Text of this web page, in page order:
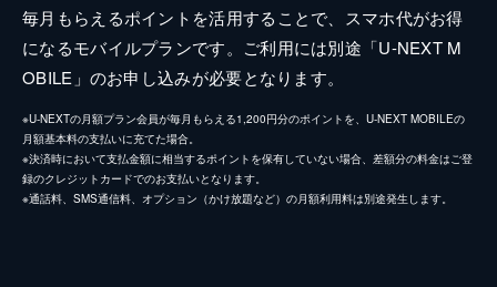
毎月もらえるポイントを活用することで、スマホ代がお得
になるモバイルプランです。ご利用には別途「U-NEXT M
OBILE」のお申し込みが必要となります。
※U-NEXTの月額プラン会員が毎月もらえる1,200円分のポイントを、U-NEXT MOBILEの
月額基本料の支払いに充てた場合。
※決済時において支払金額に相当するポイントを保有していない場合、差額分の料金はご登
録のクレジットカードでのお支払いとなります。
※通話料、SMS通信料、オプション（かけ放題など）の月額利用料は別途発生します。